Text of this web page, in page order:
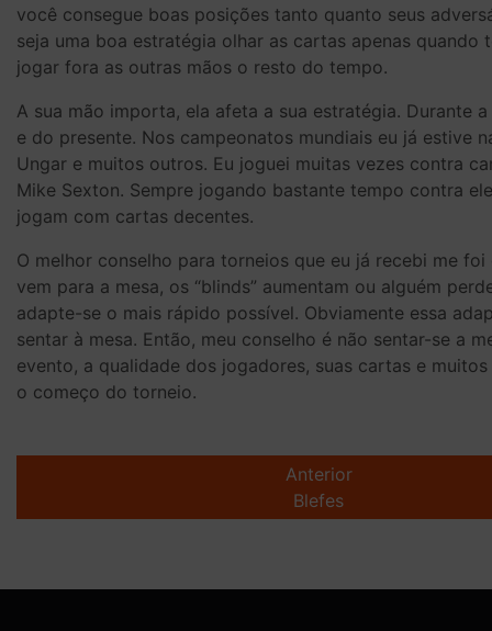
você consegue boas posições tanto quanto seus
seja uma boa estratégia olhar as cartas apenas
jogar fora as outras mãos o resto do tempo.
A sua mão importa, ela afeta a sua estratégia. Durante
e do presente. Nos campeonatos mundiais eu já estive
Ungar e muitos outros. Eu joguei muitas vezes contra
Mike Sexton. Sempre jogando bastante tempo contra
jogam com cartas decentes.
O melhor conselho para torneios que eu já recebi me
vem para a mesa, os “blinds” aumentam ou alguém
adapte-se o mais rápido possível. Obviamente essa
sentar à mesa. Então, meu conselho é não sentar-se a
evento, a qualidade dos jogadores, suas cartas e
o começo do torneio.
Anterior
Blefes